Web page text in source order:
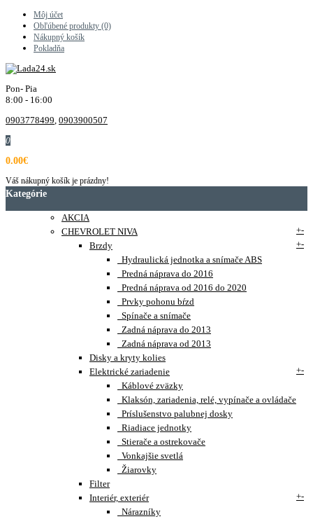
Môj účet
Obľúbené produkty (0)
Nákupný košík
Pokladňa
Pon- Pia
8:00 - 16:00
0903778499, 0903900507
0
0.00€
Váš nákupný košík je prázdny!
Kategórie
AKCIA
CHEVROLET NIVA
+-
Brzdy
+-
Hydraulická jednotka a snímače ABS
Predná náprava do 2016
Predná náprava od 2016 do 2020
Prvky pohonu bŕzd
Spínače a snímače
Zadná náprava do 2013
Zadná náprava od 2013
Disky a kryty kolies
Elektrické zariadenie
+-
Káblové zväzky
Klaksón, zariadenia, relé, vypínače a ovládače
Príslušenstvo palubnej dosky
Riadiace jednotky
Stierače a ostrekovače
Vonkajšie svetlá
Žiarovky
Filter
Interiér, exteriér
+-
Nárazníky